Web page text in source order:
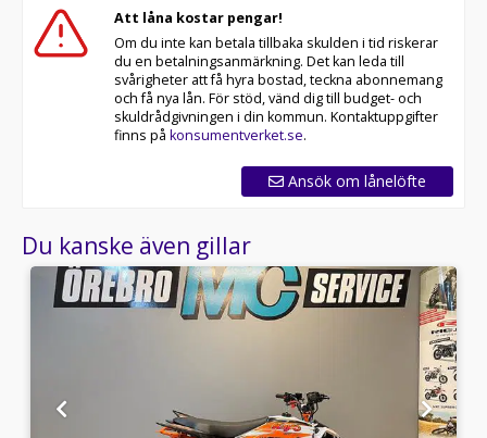
Att låna kostar pengar!
Om du inte kan betala tillbaka skulden i tid riskerar
du en betalningsanmärkning. Det kan leda till
svårigheter att få hyra bostad, teckna abonnemang
och få nya lån. För stöd, vänd dig till budget- och
skuldrådgivningen i din kommun. Kontaktuppgifter
finns på konsumentverket.se.
Ansök om lånelöfte
Du kanske även gillar